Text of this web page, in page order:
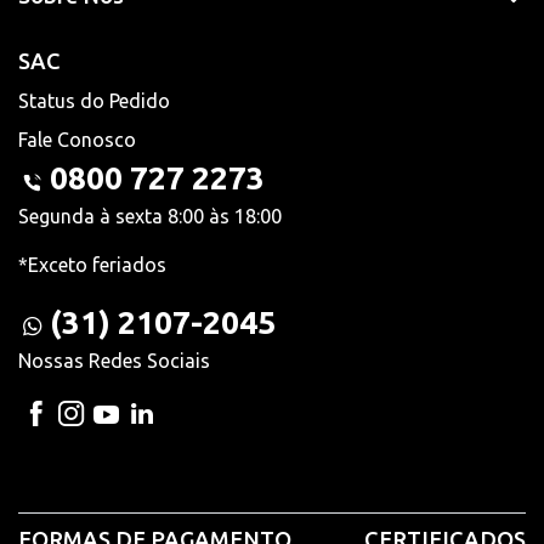
SAC
Status do Pedido
Fale Conosco
0800 727 2273
Segunda à sexta 8:00 às 18:00
*Exceto feriados
(31) 2107-2045
Nossas Redes Sociais
FORMAS DE PAGAMENTO CERTIFICADOS